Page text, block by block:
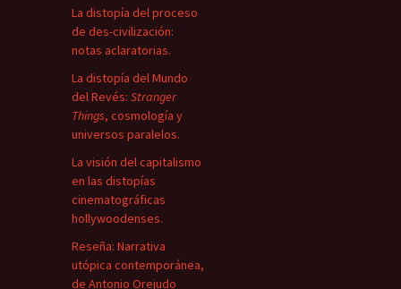
La distopía del proceso
de des-civilización:
notas aclaratorias.
La distopía del Mundo
del Revés: Stranger
Things, cosmología y
universos paralelos.
La visión del capitalismo
en las distopías
cinematográficas
hollywoodenses.
Reseña: Narrativa
utópica contemporánea,
de Antonio Orejudo